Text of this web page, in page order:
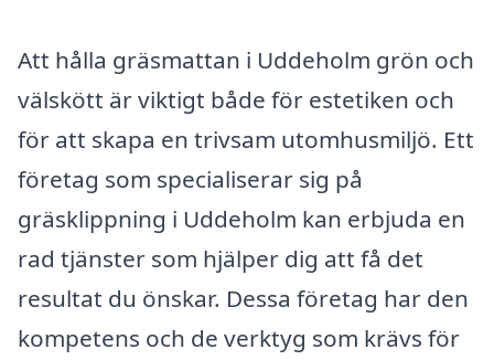
Att hålla gräsmattan i Uddeholm grön och
välskött är viktigt både för estetiken och
för att skapa en trivsam utomhusmiljö. Ett
företag som specialiserar sig på
gräsklippning i Uddeholm kan erbjuda en
rad tjänster som hjälper dig att få det
resultat du önskar. Dessa företag har den
kompetens och de verktyg som krävs för